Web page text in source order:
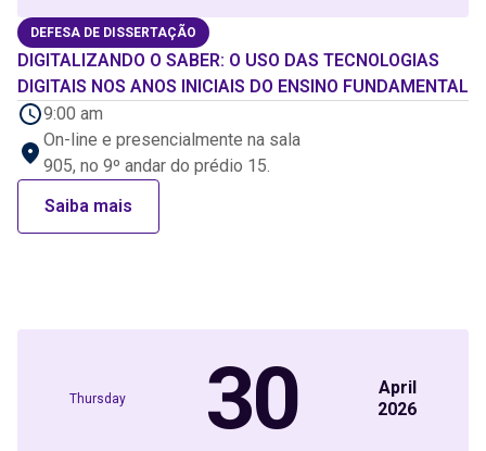
DEFESA DE DISSERTAÇÃO
DIGITALIZANDO O SABER: O USO DAS TECNOLOGIAS
DIGITAIS NOS ANOS INICIAIS DO ENSINO FUNDAMENTAL
9:00 am
On-line e presencialmente na sala
905, no 9º andar do prédio 15.
Saiba mais
Thursday 30
April
2026